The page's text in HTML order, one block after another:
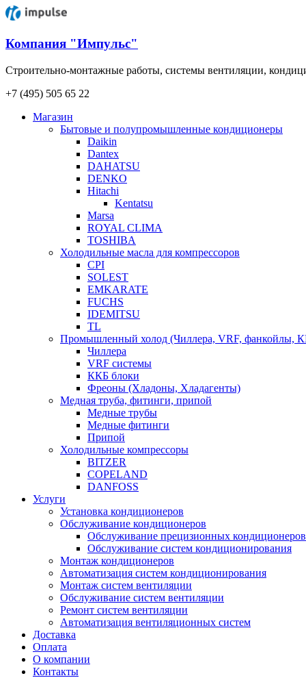
Компания "Импульс"
Строительно-монтажные работы, системы вентиляции,
+7 (495) 505 65 22
Магазин
Бытовые и полупромышленные кондиционеры
Daikin
Dantex
DAHATSU
DENKO
Hitachi
Kentatsu
Marsa
ROYAL CLIMA
TOSHIBA
Холодильные масла для компрессоров
CPI
SOLEST
EMKARATE
FUCHS
IDEMITSU
TL
Промышленный холод (Чиллера, VRF, фанкойлы,
Чиллера
VRF системы
ККБ блоки
Фреоны (Хладоны, Хладагенты)
Медная труба, фитинги, припой
Медные трубы
Медные фитинги
Припой
Холодильные компрессоры
BITZER
COPELAND
DANFOSS
Услуги
Установка кондиционеров
Обслуживание кондиционеров
Обслуживание прецизионных кондиционеров
Обслуживание систем кондиционирования
Монтаж кондиционеров
Автоматизация систем кондиционирования
Монтаж систем вентиляции
Обслуживание систем вентиляции
Ремонт систем вентиляции
Автоматизация вентиляционных систем
Доставка
Оплата
О компании
Контакты